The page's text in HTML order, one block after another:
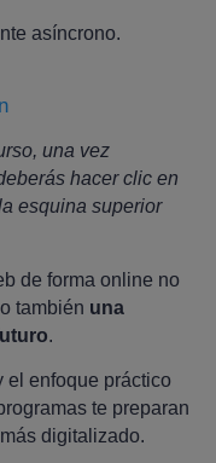
asíncrono.
una vez
hacer clic en
esquina superior
de forma online no
también una
.
el enfoque práctico
te preparan
digitalizado.